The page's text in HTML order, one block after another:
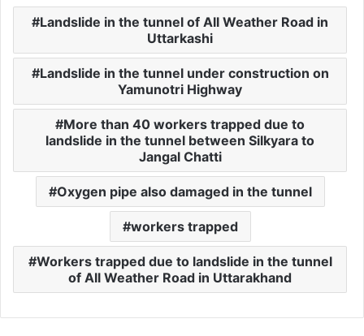
Landslide in the tunnel of All Weather Road in
Uttarkashi
Landslide in the tunnel under construction on
Yamunotri Highway
More than 40 workers trapped due to
landslide in the tunnel between Silkyara to
Jangal Chatti
Oxygen pipe also damaged in the tunnel
workers trapped
Workers trapped due to landslide in the tunnel
of All Weather Road in Uttarakhand